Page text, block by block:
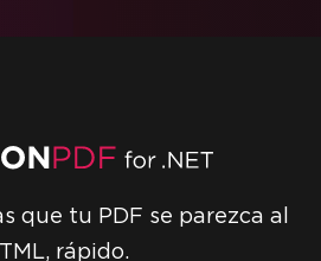
CSS
de UpdatedChrome
en encabezados y pies de página
HTML
que tu PDF se parezca al
rápido.